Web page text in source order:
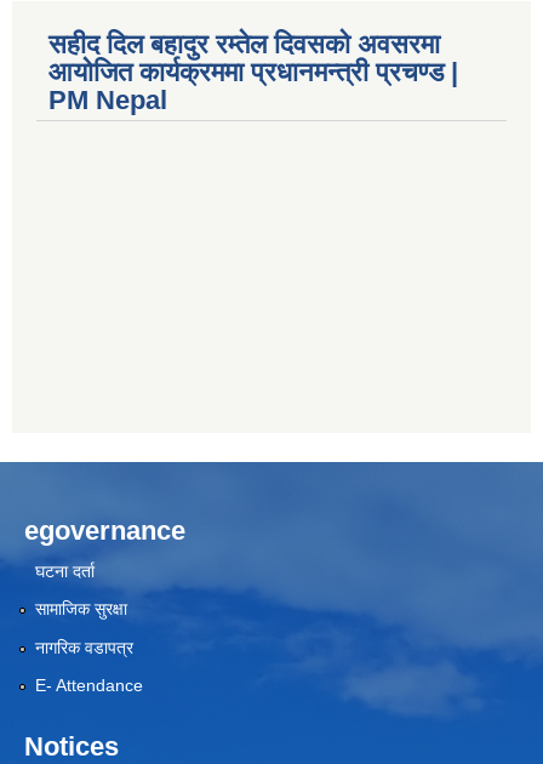
सहीद दिल बहादुर रम्तेल दिवसको अवसरमा
आयोजित कार्यक्रममा प्रधानमन्त्री प्रचण्ड |
PM Nepal
egovernance
घटना दर्ता
सामाजिक सुरक्षा
नागरिक वडापत्र
E- Attendance
Notices